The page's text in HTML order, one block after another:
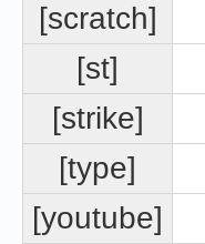
[scratch]
[st]
[strike]
[type]
[youtube]